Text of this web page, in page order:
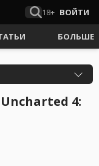
18+ ВОЙТИ
БОЛЬШЕ
4: